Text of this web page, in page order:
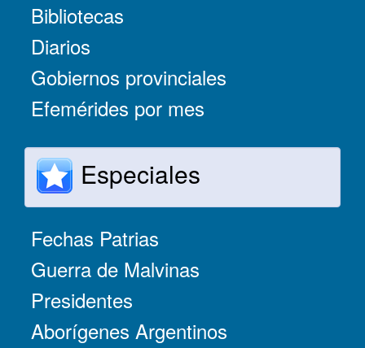
Bibliotecas
Diarios
Gobiernos provinciales
Efemérides por mes
Especiales
Fechas Patrias
Guerra de Malvinas
Presidentes
Aborígenes Argentinos